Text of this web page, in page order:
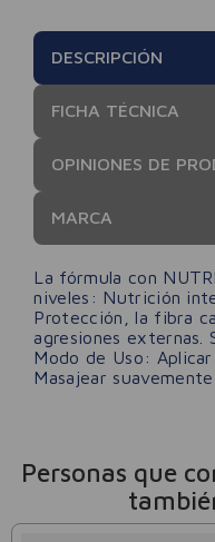
DESCRIPCIÓN
FICHA TÉCNICA
OPINIONES DE
MARCA
La fórmula con
niveles: Nutrición
Protección, la fibra
agresiones externas.
Modo de Uso:
Masajear
Personas que